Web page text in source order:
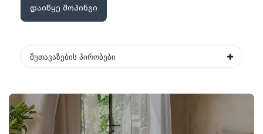
დაიწყე შოპინგი
შეთავაზების პირობები